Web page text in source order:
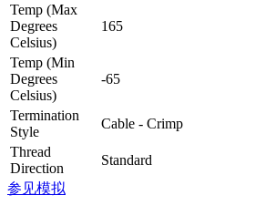
Temp (Max
Degrees
Celsius)
165
Temp (Min
Degrees
Celsius)
-65
Termination
Style
Cable - Crimp
Thread
Direction
Standard
参见模拟